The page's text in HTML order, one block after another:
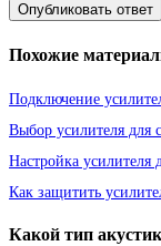
Опубликовать ответ
Похожие
Подключение
Выбор усилителя для
Настройка усилителя
Как защитить
Какой тип